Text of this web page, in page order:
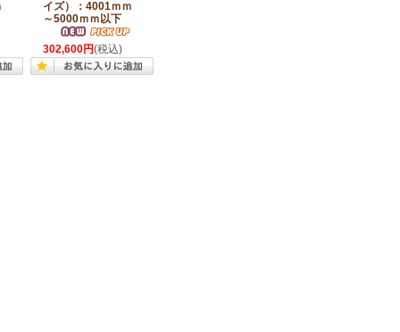
イズ）：4001ｍｍ
～5000ｍｍ以下
302,600円(税込)